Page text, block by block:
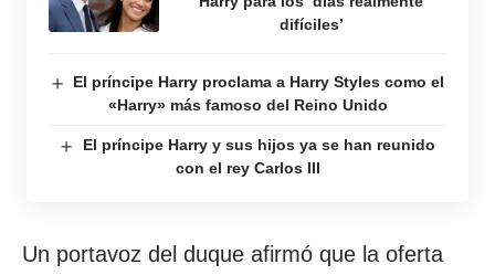
difíciles’
El príncipe Harry proclama a Harry Styles como el
«Harry» más famoso del Reino Unido
El príncipe Harry y sus hijos ya se han reunido
con el rey Carlos III
Un portavoz del duque afirmó que la oferta